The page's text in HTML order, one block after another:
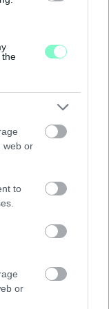
the
web or
to
or
éves